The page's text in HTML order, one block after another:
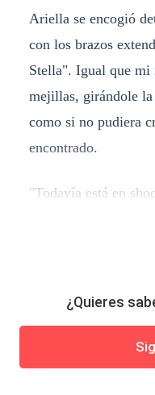
Ariella se encogió
con los brazos
Stella". Igual que mi
mejillas, girándole la
como si no pudiera
encontrado.
"Todavía está en
¿Quieres